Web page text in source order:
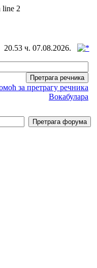
line 2
20.53 ч. 07.08.2026.
за претрагу речника
Вокабулара